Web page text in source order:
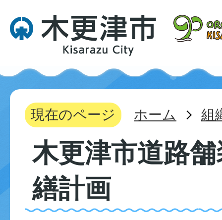
現在のページ ホーム 組
木更津市道路
繕計画